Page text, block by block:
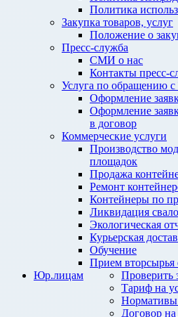
Политика
Закупка товаров, услуг
Положение о
Пресс-служба
СМИ о нас
Контакты пресс-
Услуга по обращению
Оформление
Оформление
в договор
Коммерческие услуги
Производство
площадок
Продажа
Ремонт
Контейнеры по
Ликвидация
Экологическая
Курьерская
Обучение
Прием вторсырья
Проверить
Тариф на
Договор
Юр.лицам